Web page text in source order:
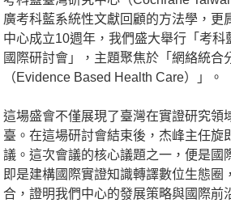
廣考科藍系統性文獻回顧的方法學，
中心成立10週年，我們盛大舉行「考
國際研討會」，主題聚焦於「網絡統
（Evidence Based Health Care）」。
這場盛會不僅展現了臺灣在實證研究
臺。在這場研討會結束後，杰峰主任
議。這次會議的核心議題之一，便是國
即是建構國際實證知識轉譯數位生態
合，證明我們中心的發展策略與國際前